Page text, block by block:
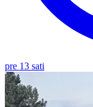
pre 13 sati